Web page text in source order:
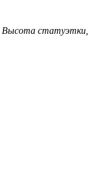
Высота статуэтки,